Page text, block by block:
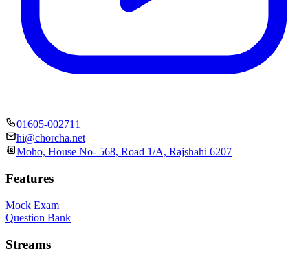
01605-002711
hi@chorcha.net
Moho, House No- 568, Road 1/A, Rajshahi 6207
Features
Mock Exam
Question Bank
Streams